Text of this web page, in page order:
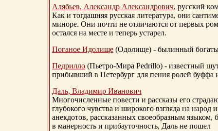
Алябьев, Александр Александрович, русский
Как и тогдашняя русская литература, они
миноре. Они почти не отличаются от первых
остался на месте и теперь устарел.
Поганое Идолище (Одолище) - былинный
Педрилло (Пьетро-Мира Pedrillo) - известный
прибывший в Петербург для пения ролей буффа
Даль, Владимир Иванович
Многочисленные повести и рассказы его
глубокого чувства и широкого взгляда на
анекдотов, рассказанных своеобразным
в манерность и прибауточность, Даль не пошел